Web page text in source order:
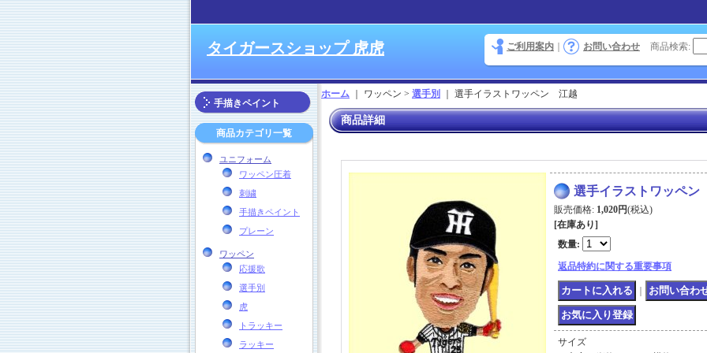
タイガースショップ 虎虎 ご利用案内 お問い合わせ 商品検索:
手描きペイント
商品カテゴリ一覧
ユニフォーム
ワッペン圧着
刺繍
手描きペイント
プレーン
ワッペン
応援歌
選手別
虎
トラッキー
ラッキー
ホーム ｜ ワッペン > 選手別 選手イラストワッペン 江越
商品詳細
選手イラストワッペ
販売価格: 1,020円(税込)
[在庫あり]
数量:
返品特約に関する重要事項
サイズ